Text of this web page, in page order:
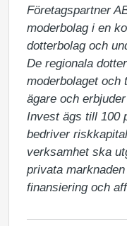
Företagspartner
moderbolag i en
dotterbolag och
De regionala
moderbolaget och
ägare och
Invest ägs till 100
bedriver
verksamhet ska
privata
finansiering och